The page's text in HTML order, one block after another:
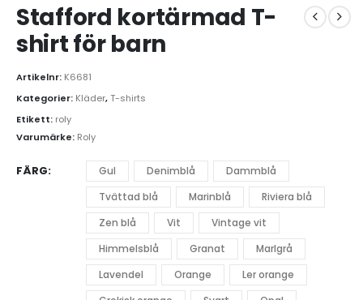
Stafford kortärmad T-
shirt för barn
Artikelnr: K6681
Kategorier: Kläder,T-shirts
Etikett: roly
Varumärke: Roly
FÄRG Gul Denimblå
Dammblå
Tvättad blå
Marinblå
Riviera blå
Zen blå
Vit
Vintage vit
Himmelsblå
Granat
Marlgrå
Lavendel
Orange
Ler orange